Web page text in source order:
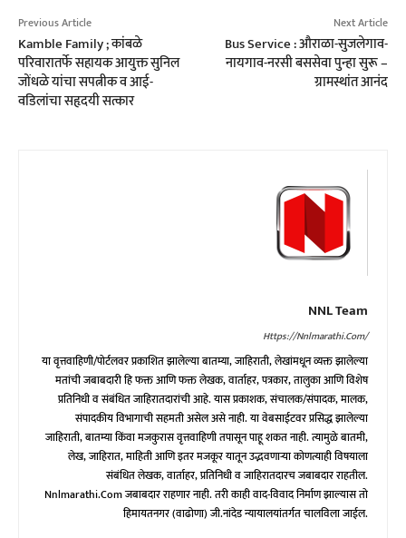
Previous Article
Kamble Family ; कांबळे
परिवारातर्फे सहायक आयुक्त सुनिल
जोंधळे यांचा सपत्नीक व आई-
वडिलांचा सहृदयी सत्कार
Next Article
Bus Service : औराळा-सुजलेगाव-
नायगाव-नरसी बससेवा पुन्हा सुरू –
ग्रामस्थांत आनंद
NNL Team
Https://nnlmarathi.com/
या वृत्तवाहिणी/पोर्टलवर प्रकाशित झालेल्या बातम्या, जाहिराती, लेखांमधून व्यक्त झालेल्या
मतांची जबाबदारी हि फक्त आणि फक्त लेखक, वार्ताहर, पत्रकार, तालुका आणि विशेष
प्रतिनिधी व संबंधित जाहिरातदारांची आहे. यास प्रकाशक, संचालक/संपादक, मालक,
संपादकीय विभागाची सहमती असेल असे नाही. या वेबसाईटवर प्रसिद्ध झालेल्या
जाहिराती, बातम्या किंवा मजकुरास वृत्तवाहिणी तपासून पाहू शकत नाही. त्यामुळे बातमी,
लेख, जाहिरात, माहिती आणि इतर मजकूर यातून उद्भवणाऱ्या कोणत्याही विषयाला
संबंधित लेखक, वार्ताहर, प्रतिनिधी व जाहिरातदारच जबाबदार राहतील.
Nnlmarathi.com जबाबदार राहणार नाही. तरी काही वाद-विवाद निर्माण झाल्यास तो
हिमायतनगर (वाढोणा) जी.नांदेड न्यायालयांतर्गत चालविला जाईल.